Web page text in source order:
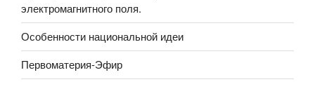
электромагнитного поля.
Особенности национальной идеи
Первоматерия-Эфир